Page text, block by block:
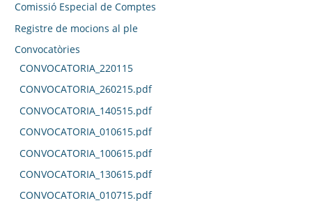
Comissió Especial de Comptes
Registre de mocions al ple
Convocatòries
CONVOCATORIA_220115
CONVOCATORIA_260215.pdf
CONVOCATORIA_140515.pdf
CONVOCATORIA_010615.pdf
CONVOCATORIA_100615.pdf
CONVOCATORIA_130615.pdf
CONVOCATORIA_010715.pdf